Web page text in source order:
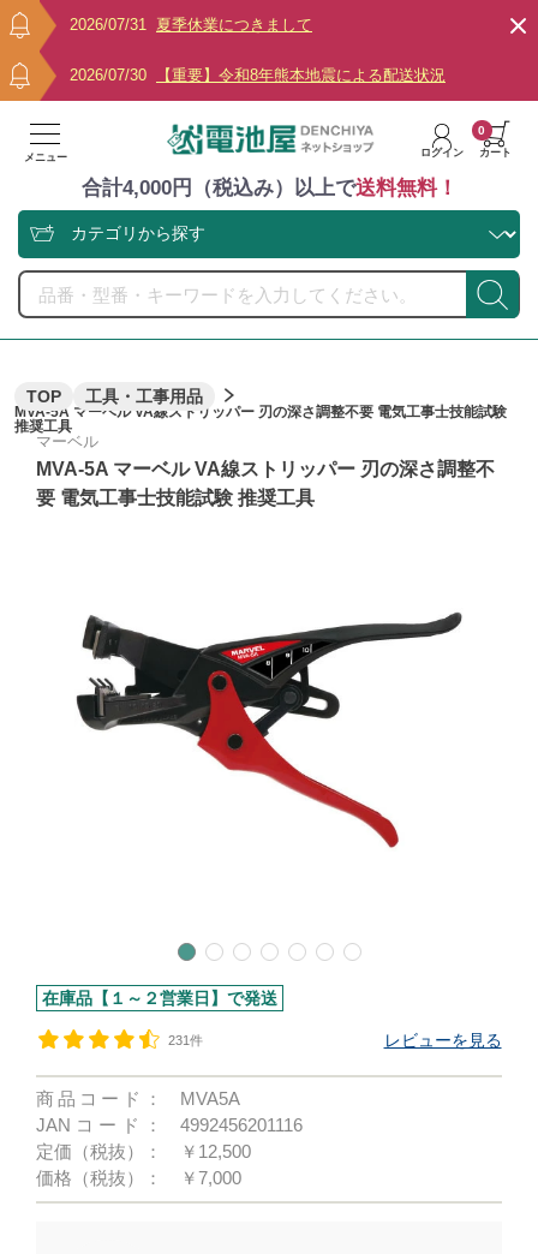
2026/07/31 夏季休業につきまして
2026/07/30 【重要】令和8年熊本地震による配送状況
メニュー ログイン カート
0
合計4,000円（税込み）以上で送料無料！
TOP 工具・工事用品
MVA-5A マーベル VA線ストリッパー 刃の深さ調整不要 電気工事士技能試験
推奨工具
マーベル
MVA-5A マーベル VA線ストリッパー 刃の深さ調整不
要 電気工事士技能試験 推奨工具
在庫品【１～２営業日】で発送
231件 レビューを見る
商品コード：
MVA5A
JANコード：
4992456201116
定価（税抜）：
￥12,500
価格（税抜）：
￥7,000